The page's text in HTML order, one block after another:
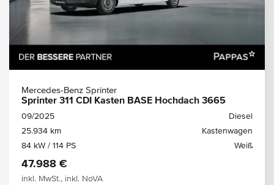
Mercedes-Benz Sprinter
Sprinter 311 CDI Kasten BASE Hochdach 3665
09/2025
Diesel
25.934 km
Kastenwagen
84 kW / 114 PS
Weiß
47.988 €
inkl. MwSt., inkl. NoVA